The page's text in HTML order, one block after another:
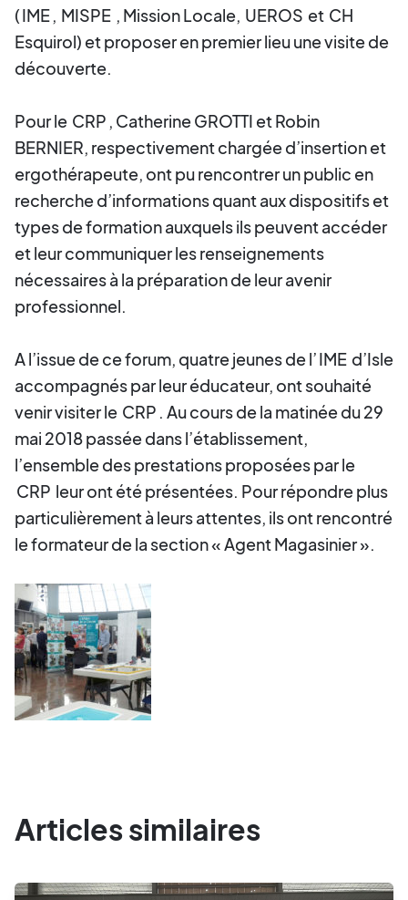
(IME, MISPE , Mission Locale, UEROS et CH
Esquirol) et proposer en premier lieu une visite de
découverte.
Pour le CRP , Catherine GROTTI et Robin
BERNIER, respectivement chargée d’insertion et
ergothérapeute, ont pu rencontrer un public en
recherche d’informations quant aux dispositifs et
types de formation auxquels ils peuvent accéder
et leur communiquer les renseignements
nécessaires à la préparation de leur avenir
professionnel.
A l’issue de ce forum, quatre jeunes de l’IME d’Isle
accompagnés par leur éducateur, ont souhaité
venir visiter le CRP . Au cours de la matinée du 29
mai 2018 passée dans l’établissement,
l’ensemble des prestations proposées par le
CRP leur ont été présentées. Pour répondre plus
particulièrement à leurs attentes, ils ont rencontré
le formateur de la section « Agent Magasinier ».
Articles similaires